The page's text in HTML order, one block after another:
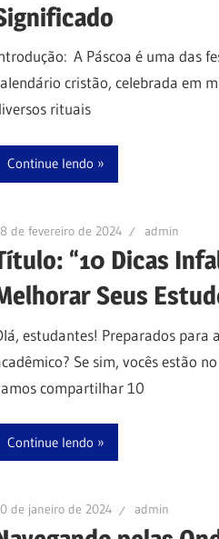
A Páscoa é uma das
cristão, celebrada em
rituais
Continue lendo
de fevereiro de 2024 admin
“10 Dicas
Seus
estudantes! Preparados para
Se sim, vocês estão
compartilhar 10
Continue lendo
de janeiro de 2024 admin